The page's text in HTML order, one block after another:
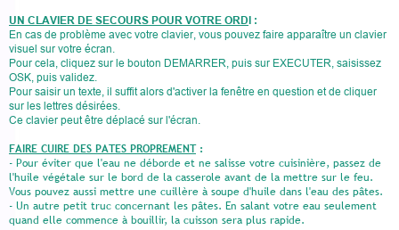
UN CLAVIER DE SECOURS POUR VOTRE ORDI :
En cas de problème avec votre clavier, vous pouvez faire apparaître un clavier
visuel sur votre écran.
Pour cela, cliquez sur le bouton DEMARRER, puis sur EXECUTER, saisissez
OSK, puis validez.
Pour saisir un texte, il suffit alors d'activer la fenêtre en question et de cliquer
sur les lettres désirées.
Ce clavier peut être déplacé sur l'écran.
FAIRE CUIRE DES PATES PROPREMENT:
- Pour éviter que l'eau ne déborde et ne salisse votre cuisinière, passez de
l'huile végétale sur le bord de la casserole avant de la mettre sur le feu.
Vous pouvez aussi mettre une cuillère à soupe d'huile dans l'eau des pâtes.
- Un autre petit truc concernant les pâtes. En salant votre eau seulement
quand elle commence à bouillir, la cuisson sera plus rapide.